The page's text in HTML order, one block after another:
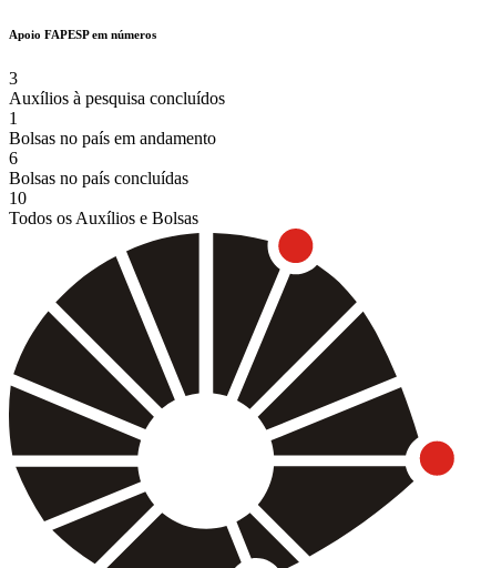
Apoio FAPESP em números
3
Auxílios à pesquisa concluídos
1
Bolsas no país em andamento
6
Bolsas no país concluídas
10
Todos os Auxílios e Bolsas